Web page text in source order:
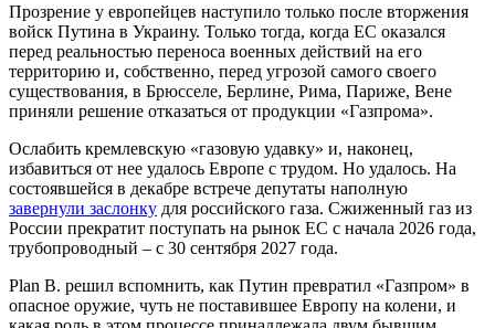
Прозрение у европейцев наступило только после вторжения
войск Путина в Украину. Только тогда, когда ЕС оказался
перед реальностью переноса военных действий на его
территорию и, собственно, перед угрозой самого своего
существования, в Брюсселе, Берлине, Рима, Париже, Вене
приняли решение отказаться от продукции «Газпрома».
Ослабить кремлевскую «газовую удавку» и, наконец,
избавиться от нее удалось Европе с трудом. Но удалось. На
состоявшейся в декабре встрече депутаты наполную
завернули заслонку для российского газа. Сжиженный газ из
России прекратит поступать на рынок ЕС с начала 2026 года,
трубопроводный – с 30 сентября 2027 года.
Plan B. решил вспомнить, как Путин превратил «Газпром» в
опасное оружие, чуть не поставившее Европу на колени, и